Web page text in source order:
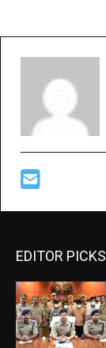
EDITOR PICKS